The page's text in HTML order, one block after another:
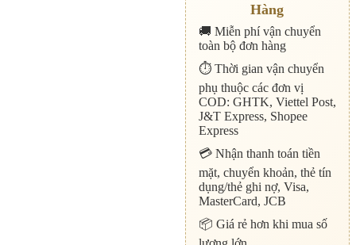
Hàng
🚚 Miễn phí vận chuyển
toàn bộ đơn hàng
⏱️ Thời gian vận chuyển
phụ thuộc các đơn vị
COD: GHTK, Viettel Post,
J&T Express, Shopee
Express
💳 Nhận thanh toán tiền
mặt, chuyển khoản, thẻ tín
dụng/thẻ ghi nợ, Visa,
MasterCard, JCB
📦 Giá rẻ hơn khi mua số